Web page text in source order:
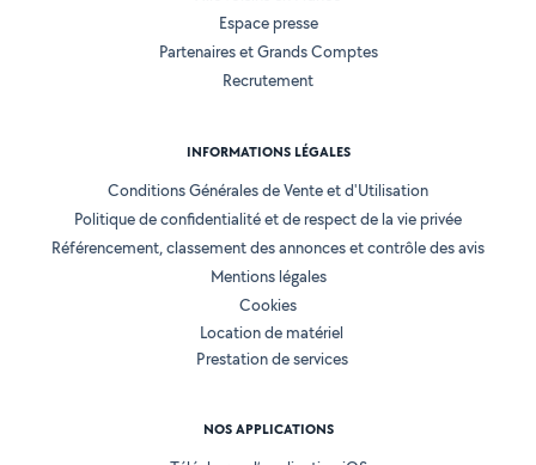
Espace presse
Partenaires et Grands Comptes
Recrutement
INFORMATIONS LÉGALES
Conditions Générales de Vente et d'Utilisation
Politique de confidentialité et de respect de la vie privée
Référencement, classement des annonces et contrôle des avis
Mentions légales
Cookies
Location de matériel
Prestation de services
NOS APPLICATIONS